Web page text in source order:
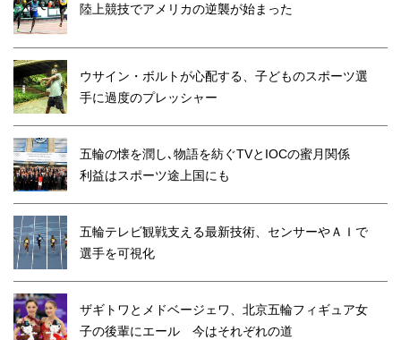
陸上競技でアメリカの逆襲が始まった
ウサイン・ボルトが心配する、子どものスポーツ選
手に過度のプレッシャー
五輪の懐を潤し､物語を紡ぐTVとIOCの蜜月関係
利益はスポーツ途上国にも
五輪テレビ観戦支える最新技術、センサーやＡＩで
選手を可視化
ザギトワとメドベージェワ、北京五輪フィギュア女
子の後輩にエール 今はそれぞれの道